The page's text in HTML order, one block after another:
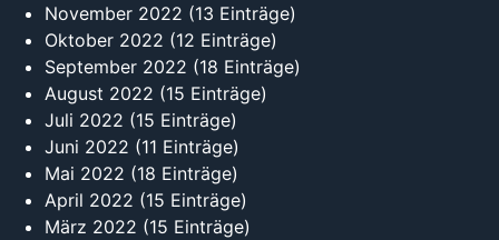
November 2022 (13 Einträge)
Oktober 2022 (12 Einträge)
September 2022 (18 Einträge)
August 2022 (15 Einträge)
Juli 2022 (15 Einträge)
Juni 2022 (11 Einträge)
Mai 2022 (18 Einträge)
April 2022 (15 Einträge)
März 2022 (15 Einträge)